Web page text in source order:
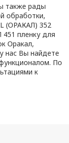
также рады
обработки,
(ОРАКАЛ) 352
пленку для
Оракал,
нас Вы найдете
По
к